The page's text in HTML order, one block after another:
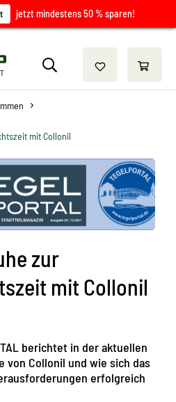
jetzt mindestens 50 % sparen!
mit Collonil
zur
mit Collonil
berichtet in der aktuellen
von Collonil und wie sich das
erfolgreich